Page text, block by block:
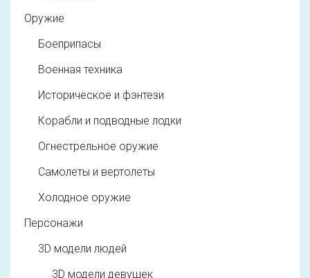
Оружие
Боеприпасы
Военная техника
Историческое и фэнтези
Корабли и подводные лодки
Огнестрельное оружие
Самолеты и вертолеты
Холодное оружие
Персонажи
3D модели людей
3D модели девушек